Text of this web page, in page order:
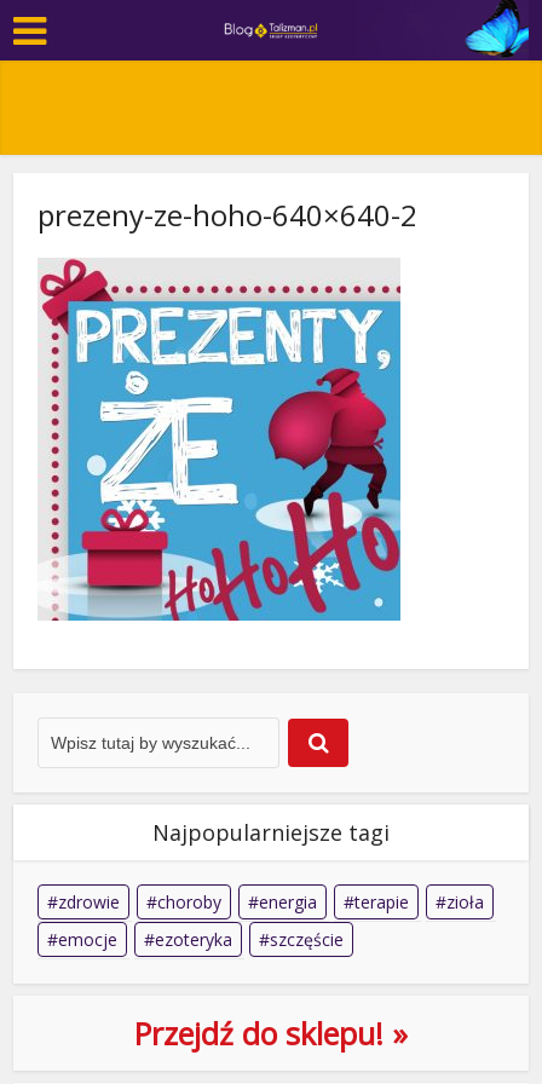
prezeny-ze-hoho-640×640-2
Najpopularniejsze tagi
zdrowie choroby energia terapie
zioła
emocje
ezoteryka szczęście
Przejdź do sklepu! »